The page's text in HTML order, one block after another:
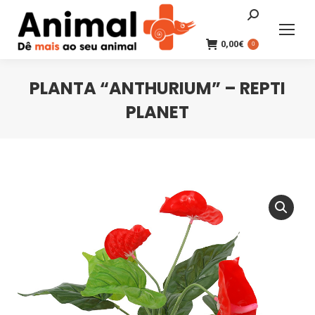
Search:
0,00€ 0
PLANTA “ANTHURIUM” – REPTI
PLANET